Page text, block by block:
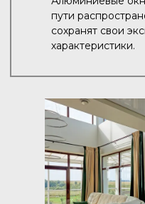
пути
сохранят свои
характеристики.